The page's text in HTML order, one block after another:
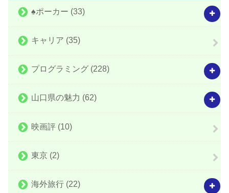
♠️ポーカー (33)
キャリア (35)
プログラミング (228)
山口県の魅力 (62)
映画評 (10)
東京 (2)
海外旅行 (22)